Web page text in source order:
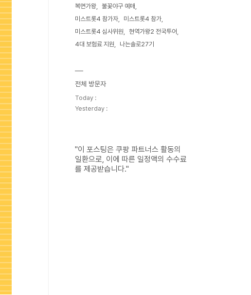
복면가왕
불꽃야구 예매
미스트롯4 참가자
미스트롯4 참가
미스트롯4 심사위원
현역가왕2 전국투어
4대 보험료 지원
나는솔로27기
전체 방문자
Today :
Yesterday :
"이 포스팅은 쿠팡 파트너스 활동의
일환으로, 이에 따른 일정액의 수수료
를 제공받습니다."